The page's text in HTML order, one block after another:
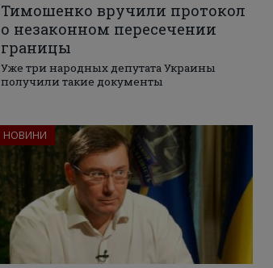
Тимошенко вручили протокол
о незаконном пересечении
границы
Уже три народных депутата Украины
получили такие документы
НОВИНИ